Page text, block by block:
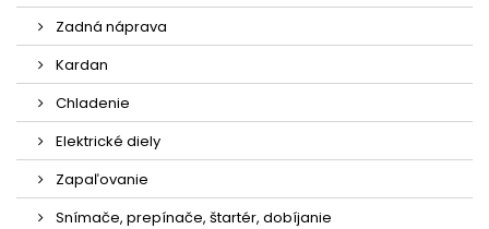
Zadná náprava
Kardan
Chladenie
Elektrické diely
Zapaľovanie
Snímače, prepínače, štartér, dobíjanie